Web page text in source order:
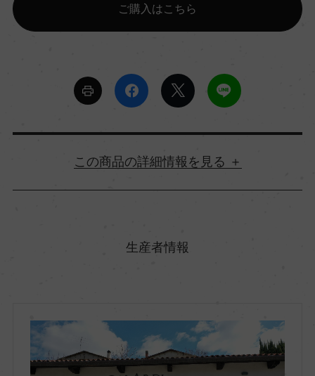
ご購入はこちら
詳細情報
地区名
生産者情報